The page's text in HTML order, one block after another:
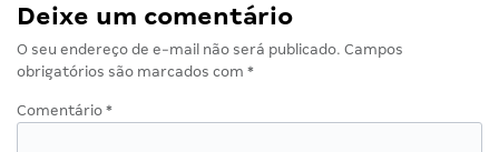
Deixe um comentário
O seu endereço de e-mail não será publicado. Campos
obrigatórios são marcados com *
Comentário *